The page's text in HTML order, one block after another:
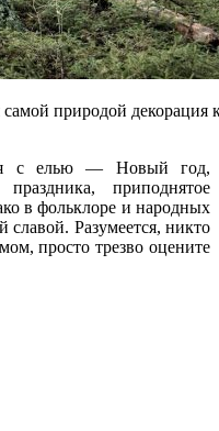
природой декорация
с елью — Новый год,
приподнятое
в фольклоре и народных
славой. Разумеется, никто
просто трезво оцените